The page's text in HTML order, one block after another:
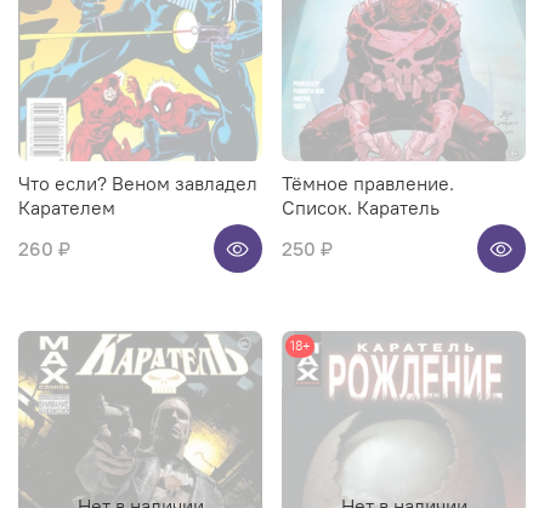
Что если? Веном завладел
Карателем
260 ₽
Тёмное правление.
Список. Каратель
250 ₽
18+